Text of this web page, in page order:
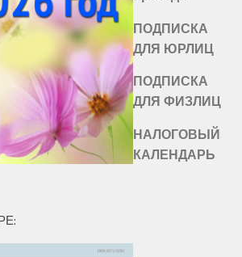
ПОДПИСКА
ДЛЯ ЮРЛИЦ
ПОДПИСКА
ДЛЯ ФИЗЛИЦ
НАЛОГОВЫЙ
КАЛЕНДАРЬ